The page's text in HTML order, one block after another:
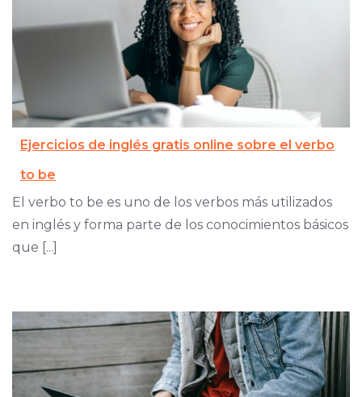
Ejercicios de inglés gratis online sobre el verbo
to be
El verbo to be es uno de los verbos más utilizados
en inglés y forma parte de los conocimientos básicos
que [...]